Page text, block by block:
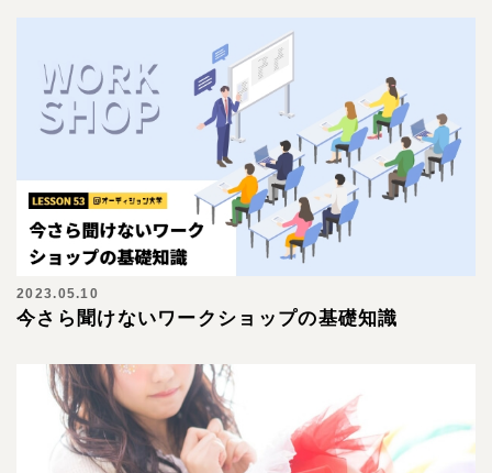
2023.05.10
今さら聞けないワークショップの基礎知識